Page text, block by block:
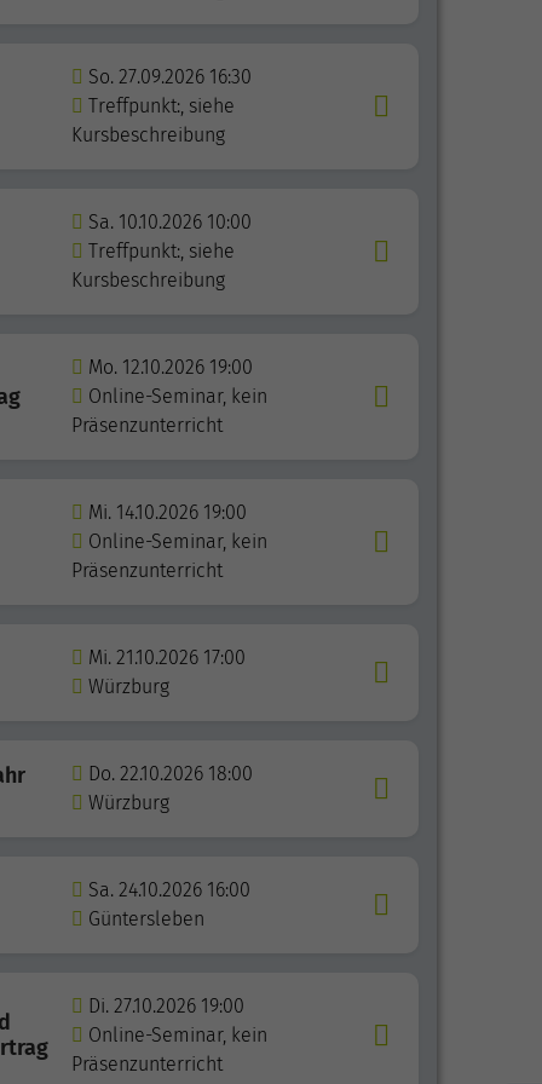
So. 27.09.2026 16:30
Treffpunkt:, siehe
Kursbeschreibung
Sa. 10.10.2026 10:00
Treffpunkt:, siehe
Kursbeschreibung
Mo. 12.10.2026 19:00
Online-Seminar, kein
Präsenzunterricht
Mi. 14.10.2026 19:00
Online-Seminar, kein
Präsenzunterricht
Mi. 21.10.2026 17:00
Würzburg
Do. 22.10.2026 18:00
Würzburg
Sa. 24.10.2026 16:00
Güntersleben
Di. 27.10.2026 19:00
Online-Seminar, kein
Präsenzunterricht